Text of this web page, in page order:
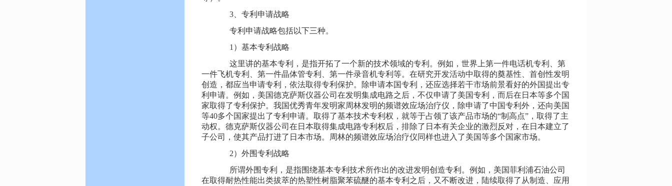
3、专利申请战略
专利申请战略包括以下三种。
1）基本专利战略
这里讲的基本专利，是指开拓了一个新的技术领域的专利。例如，世界上第一件电话机专利、第
一件飞机专利、第一件晶体管专利、第一件录音机专利等。在研究开发活动中取得的奠基性、首创性发明
创造，都应当申请专利，依法取得专利保护。除申请本国专利，还应选择若干市场前景看好的外国提出专
利申请。例如，美国德克萨斯仪器公司在发明集成电路之后，不仅申请了美国专利，而后在日本等多个国
家取得了专利保护。我国优秀青年发明家周林发明的频谱效应场治疗仪，除申请了中国专利外，还向美国
等40多个国家提出了专利申请。取得了基本技术专利权，就等于占领了该产品市场的“制高点”，取得了主
动权。德克萨斯仪器公司在日本取得集成电路专利权后，排除了日本有关企业的激烈反对，在日本建立了
子公司，使其产品打进了日本市场。周林的频谱效应场治疗仪同样也进入了美国等多个国家市场。
2）外围专利战略
所谓外围专利，是指围绕基本专利技术所作出的改进发明创造专利。例如，美国菲利浦石油公司
在取得耐热性能出类拔萃的热塑性树脂聚苯硫醚的基本专利之后，又不断改进，陆续取得了从制造、应用